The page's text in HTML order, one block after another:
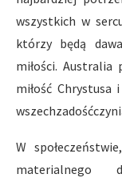
wszystkich w
którzy będą
miłości. Australia
miłość Chrystusa
W
materialnego